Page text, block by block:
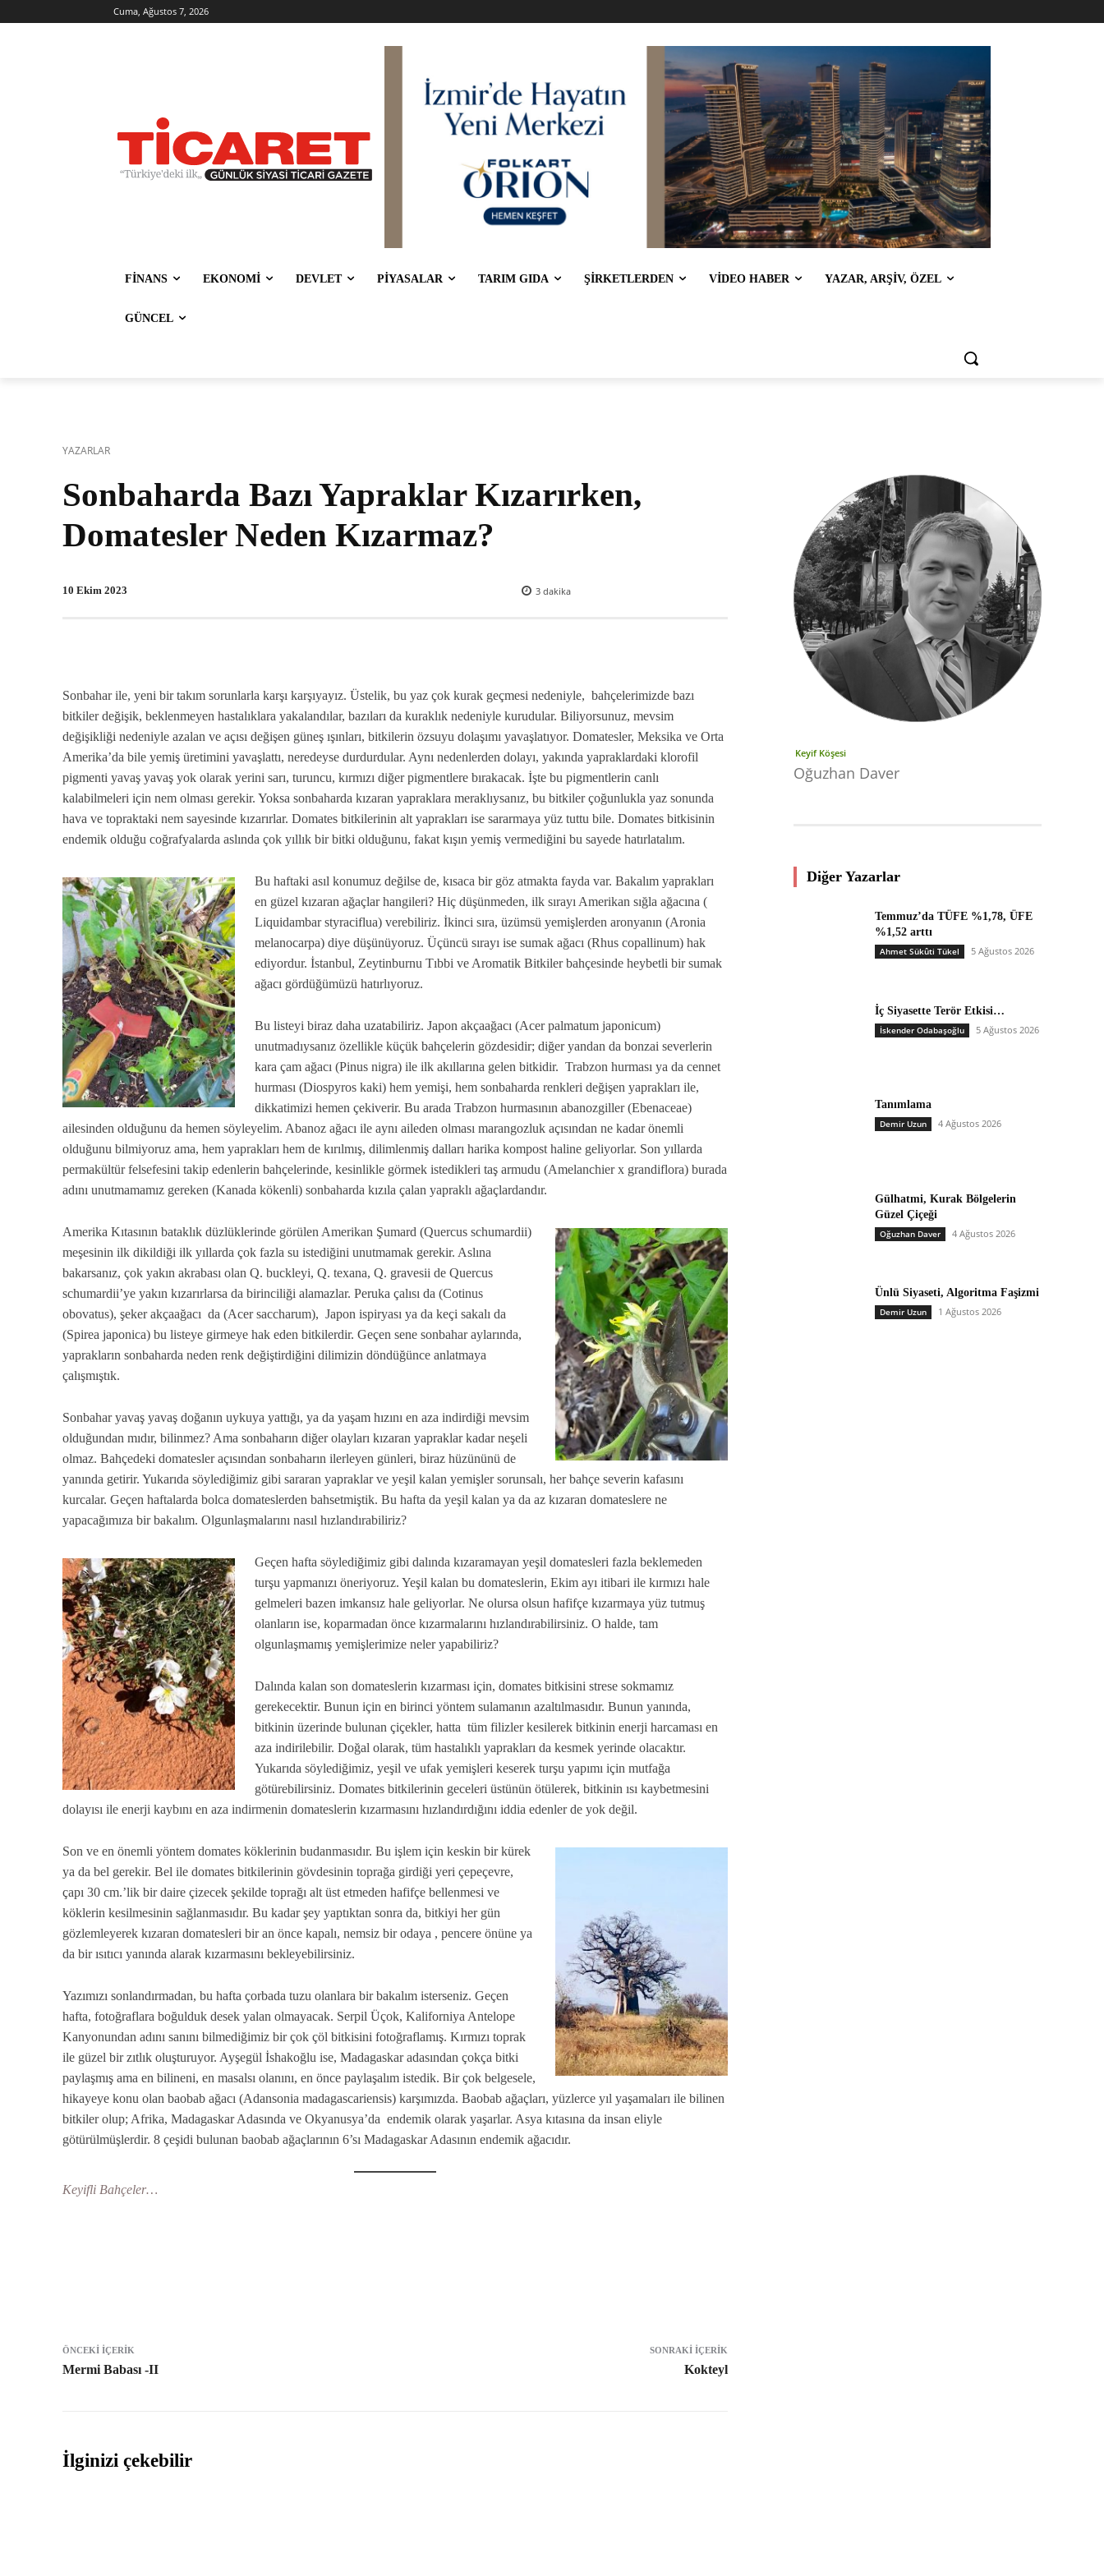
Cuma, Ağustos 7, 2026
FİNANS EKONOMİ DEVLET PİYASALAR TARIM GIDA ŞİRKETLERDEN VİDEO HABER YAZAR, ARŞİV, ÖZEL
GÜNCEL
YAZARLAR
Sonbaharda Bazı Yapraklar Kızarırken,
Domatesler Neden Kızarmaz?
10 Ekim 2023 3dakika
Sonbahar ile, yeni bir takım sorunlarla karşı karşıyayız. Üstelik, bu yaz çok kurak geçmesi nedeniyle, bahçelerimizde bazı
bitkiler değişik, beklenmeyen hastalıklara yakalandılar, bazıları da kuraklık nedeniyle kurudular. Biliyorsunuz, mevsim
değişikliği nedeniyle azalan ve açısı değişen güneş ışınları, bitkilerin özsuyu dolaşımı yavaşlatıyor. Domatesler, Meksika ve Orta
Amerika’da bile yemiş üretimini yavaşlattı, neredeyse durdurdular. Aynı nedenlerden dolayı, yakında yapraklardaki klorofil
pigmenti yavaş yavaş yok olarak yerini sarı, turuncu, kırmızı diğer pigmentlere bırakacak. İşte bu pigmentlerin canlı
kalabilmeleri için nem olması gerekir. Yoksa sonbaharda kızaran yapraklara meraklıysanız, bu bitkiler çoğunlukla yaz sonunda
hava ve topraktaki nem sayesinde kızarırlar. Domates bitkilerinin alt yaprakları ise sararmaya yüz tuttu bile. Domates bitkisinin
endemik olduğu coğrafyalarda aslında çok yıllık bir bitki olduğunu, fakat kışın yemiş vermediğini bu sayede hatırlatalım.
Bu haftaki asıl konumuz değilse de, kısaca bir göz atmakta fayda var. Bakalım yaprakları
en güzel kızaran ağaçlar hangileri? Hiç düşünmeden, ilk sırayı Amerikan sığla ağacına (
Liquidambar styraciflua) verebiliriz. İkinci sıra, üzümsü yemişlerden aronyanın (Aronia
melanocarpa) diye düşünüyoruz. Üçüncü sırayı ise sumak ağacı (Rhus copallinum) hak
ediyordur. İstanbul, Zeytinburnu Tıbbi ve Aromatik Bitkiler bahçesinde heybetli bir sumak
ağacı gördüğümüzü hatırlıyoruz.
Bu listeyi biraz daha uzatabiliriz. Japon akçaağacı (Acer palmatum japonicum)
unutmadıysanız özellikle küçük bahçelerin gözdesidir; diğer yandan da bonzai severlerin
kara çam ağacı (Pinus nigra) ile ilk akıllarına gelen bitkidir. Trabzon hurması ya da cennet
hurması (Diospyros kaki) hem yemişi, hem sonbaharda renkleri değişen yaprakları ile,
dikkatimizi hemen çekiverir. Bu arada Trabzon hurmasının abanozgiller (Ebenaceae)
ailesinden olduğunu da hemen söyleyelim. Abanoz ağacı ile aynı aileden olması marangozluk açısından ne kadar önemli
olduğunu bilmiyoruz ama, hem yaprakları hem de kırılmış, dilimlenmiş dalları harika kompost haline geliyorlar. Son yıllarda
permakültür felsefesini takip edenlerin bahçelerinde, kesinlikle görmek istedikleri taş armudu (Amelanchier x grandiflora) burada
adını unutmamamız gereken (Kanada kökenli) sonbaharda kızıla çalan yapraklı ağaçlardandır.
Amerika Kıtasının bataklık düzlüklerinde görülen Amerikan Şumard (Quercus schumardii)
meşesinin ilk dikildiği ilk yıllarda çok fazla su istediğini unutmamak gerekir. Aslına
bakarsanız, çok yakın akrabası olan Q. buckleyi, Q. texana, Q. gravesii de Quercus
schumardii’ye yakın kızarırlarsa da birinciliği alamazlar. Peruka çalısı da (Cotinus
obovatus), şeker akçaağacı da (Acer saccharum), Japon ispiryası ya da keçi sakalı da
(Spirea japonica) bu listeye girmeye hak eden bitkilerdir. Geçen sene sonbahar aylarında,
yaprakların sonbaharda neden renk değiştirdiğini dilimizin döndüğünce anlatmaya
çalışmıştık.
Sonbahar yavaş yavaş doğanın uykuya yattığı, ya da yaşam hızını en aza indirdiği mevsim
olduğundan mıdır, bilinmez? Ama sonbaharın diğer olayları kızaran yapraklar kadar neşeli
olmaz. Bahçedeki domatesler açısından sonbaharın ilerleyen günleri, biraz hüzününü de
yanında getirir. Yukarıda söylediğimiz gibi sararan yapraklar ve yeşil kalan yemişler sorunsalı, her bahçe severin kafasını
kurcalar. Geçen haftalarda bolca domateslerden bahsetmiştik. Bu hafta da yeşil kalan ya da az kızaran domateslere ne
yapacağımıza bir bakalım. Olgunlaşmalarını nasıl hızlandırabiliriz?
Geçen hafta söylediğimiz gibi dalında kızaramayan yeşil domatesleri fazla beklemeden
turşu yapmanızı öneriyoruz. Yeşil kalan bu domateslerin, Ekim ayı itibari ile kırmızı hale
gelmeleri bazen imkansız hale geliyorlar. Ne olursa olsun hafifçe kızarmaya yüz tutmuş
olanların ise, koparmadan önce kızarmalarını hızlandırabilirsiniz. O halde, tam
olgunlaşmamış yemişlerimize neler yapabiliriz?
Dalında kalan son domateslerin kızarması için, domates bitkisini strese sokmamız
gerekecektir. Bunun için en birinci yöntem sulamanın azaltılmasıdır. Bunun yanında,
bitkinin üzerinde bulunan çiçekler, hatta tüm filizler kesilerek bitkinin enerji harcaması en
aza indirilebilir. Doğal olarak, tüm hastalıklı yaprakları da kesmek yerinde olacaktır.
Yukarıda söylediğimiz, yeşil ve ufak yemişleri keserek turşu yapımı için mutfağa
götürebilirsiniz. Domates bitkilerinin geceleri üstünün ötülerek, bitkinin ısı kaybetmesini
dolayısı ile enerji kaybını en aza indirmenin domateslerin kızarmasını hızlandırdığını iddia edenler de yok değil.
Son ve en önemli yöntem domates köklerinin budanmasıdır. Bu işlem için keskin bir kürek
ya da bel gerekir. Bel ile domates bitkilerinin gövdesinin toprağa girdiği yeri çepeçevre,
çapı 30 cm.’lik bir daire çizecek şekilde toprağı alt üst etmeden hafifçe bellenmesi ve
köklerin kesilmesinin sağlanmasıdır. Bu kadar şey yaptıktan sonra da, bitkiyi her gün
gözlemleyerek kızaran domatesleri bir an önce kapalı, nemsiz bir odaya , pencere önüne ya
da bir ısıtıcı yanında alarak kızarmasını bekleyebilirsiniz.
Yazımızı sonlandırmadan, bu hafta çorbada tuzu olanlara bir bakalım isterseniz. Geçen
hafta, fotoğraflara boğulduk desek yalan olmayacak. Serpil Üçok, Kaliforniya Antelope
Kanyonundan adını sanını bilmediğimiz bir çok çöl bitkisini fotoğraflamış. Kırmızı toprak
ile güzel bir zıtlık oluşturuyor. Ayşegül İshakoğlu ise, Madagaskar adasından çokça bitki
paylaşmış ama en bilineni, en masalsı olanını, en önce paylaşalım istedik. Bir çok belgesele,
hikayeye konu olan baobab ağacı (Adansonia madagascariensis) karşımızda. Baobab ağaçları, yüzlerce yıl yaşamaları ile bilinen
bitkiler olup; Afrika, Madagaskar Adasında ve Okyanusya’da endemik olarak yaşarlar. Asya kıtasına da insan eliyle
götürülmüşlerdir. 8 çeşidi bulunan baobab ağaçlarının 6’sı Madagaskar Adasının endemik ağacıdır.
Keyifli Bahçeler…
ÖNCEKI İÇERIK
Mermi Babası -II
SONRAKI İÇERIK
Kokteyl
İlginizi çekebilir
Keyif Köşesi
Oğuzhan Daver
Diğer Yazarlar
Temmuz’da TÜFE %1,78, ÜFE
%1,52 arttı
Ahmet Sükûti Tükel 5 Ağustos 2026
İç Siyasette Terör Etkisi…
İskender Odabaşoğlu 5 Ağustos 2026
Tanımlama
Demir Uzun 4 Ağustos 2026
Gülhatmi, Kurak Bölgelerin
Güzel Çiçeği
Oğuzhan Daver 4 Ağustos 2026
Ünlü Siyaseti, Algoritma Faşizmi
Demir Uzun 1 Ağustos 2026